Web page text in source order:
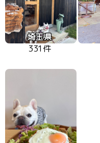
埼玉県
331件